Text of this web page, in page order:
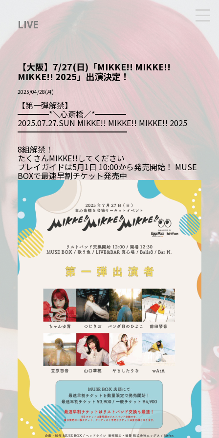
LIVE
【大阪】7/27(日)「MIKKE!! MIKKE!!
MIKKE!! 2025」出演決定！
2025/04/28(月)
【第一弾解禁】
━━━━*＼心斎橋／*━━━━
2025.07.27.SUN MIKKE!! MIKKE!! MIKKE!! 2025
━━━━━━━━━━━━━━
8組解禁！
たくさんMIKKE!!してください
プレイガイドは5月1日 10:00から発売開始！ MUSE
BOXで最速早割チケット発売中